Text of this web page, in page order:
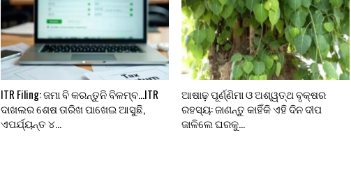
ITR Filing: ଜମା ବି କରନ୍ତୁନି ବିଳମ୍ବ…ITR
ଦାଖଲର ଶେଷ ତାରିଖ ପାଖେଇ ଆସୁଛି,
ଏପର୍ଯ୍ୟନ୍ତ ୪…
ଆଷାଢ଼ ପୂର୍ଣ୍ଣିମା ଓ ଅଶ୍ୱତ୍ଥ ବୃକ୍ଷର
ରହସ୍ୟ: ଜାଣନ୍ତୁ କାହିଁକି ଏହି ଦିନ ଦୀପ
ଜାଳିଲେ ଘରକୁ…